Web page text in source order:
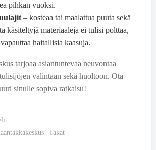
pihkan vuoksi.
– kosteaa tai maalattua puuta sekä
käsiteltyjä materiaaleja ei tulisi polttaa,
haitallisia kaasuja.
tarjoaa asiantuntevaa neuvontaa
valintaan sekä huoltoon. Ota
sinulle sopiva ratkaisu!
Takat